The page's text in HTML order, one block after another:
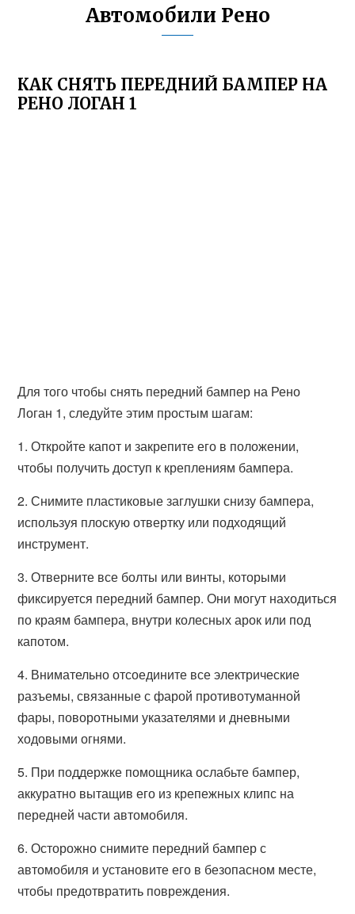
Автомобили Рено
КАК СНЯТЬ ПЕРЕДНИЙ БАМПЕР НА
РЕНО ЛОГАН 1
Для того чтобы снять передний бампер на Рено
Логан 1, следуйте этим простым шагам:
1. Откройте капот и закрепите его в положении,
чтобы получить доступ к креплениям бампера.
2. Снимите пластиковые заглушки снизу бампера,
используя плоскую отвертку или подходящий
инструмент.
3. Отверните все болты или винты, которыми
фиксируется передний бампер. Они могут находиться
по краям бампера, внутри колесных арок или под
капотом.
4. Внимательно отсоедините все электрические
разъемы, связанные с фарой противотуманной
фары, поворотными указателями и дневными
ходовыми огнями.
5. При поддержке помощника ослабьте бампер,
аккуратно вытащив его из крепежных клипс на
передней части автомобиля.
6. Осторожно снимите передний бампер с
автомобиля и установите его в безопасном месте,
чтобы предотвратить повреждения.